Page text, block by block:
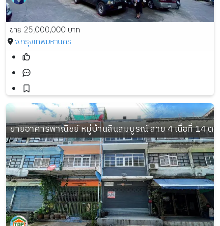
ขาย 25,000,000 บาท
จ.กรุงเทพมหานคร
ขายอาคารพาณิชย์ หมู่บ้านสินสมบูรณ์ สาย 4 เนื้อที่ 14 ตร